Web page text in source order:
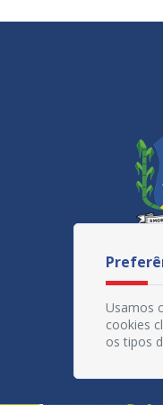
Usamos
cookies
os tipos